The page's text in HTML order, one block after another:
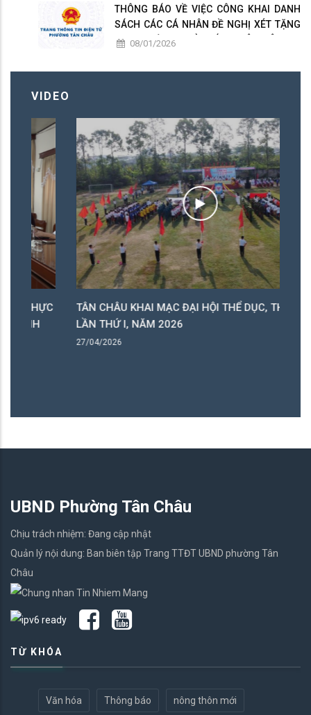
THÔNG BÁO VỀ VIỆC CÔNG KHAI DANH
SÁCH CÁC CÁ NHÂN ĐỀ NGHỊ XÉT TẶNG
DANH HIỆU " NHÀ GIÁO NHÂN DÂN ", "
LẦN THỨ 17 NĂM 2026
08/01/2026
VIDEO
TÂN CHÂU KHAI MẠC ĐẠI HỘI THỂ DỤC, THỂ THAO
LẦN THỨ I, NĂM 2026
27/04/2026
UBND Phường Tân Châu
Chịu trách nhiệm: Đang cập nhật
Quản lý nội dung: Ban biên tập Trang TTĐT UBND phường Tân
Châu
TỪ KHÓA
Văn hóa Thông báo nông thôn mới